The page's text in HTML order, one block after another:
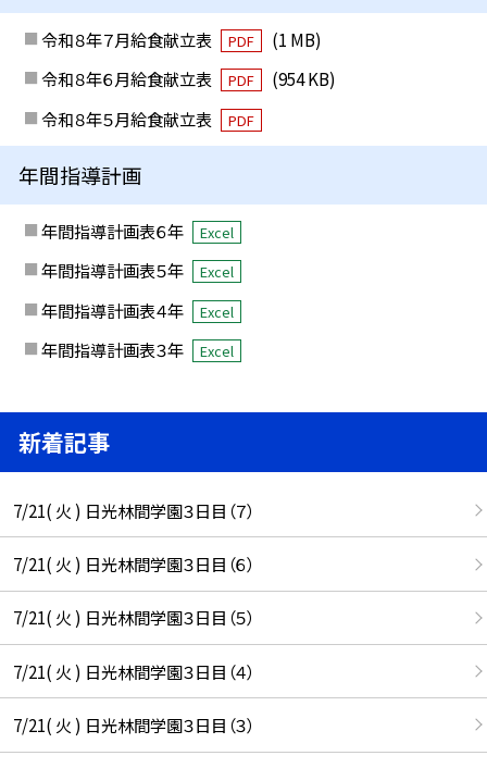
令和８年７月給食献立表 PDF
(1 MB)
令和８年６月給食献立表
PDF
(954 KB)
令和８年５月給食献立表
PDF
年間指導計画
年間指導計画表６年 Excel
年間指導計画表５年 Excel
年間指導計画表４年 Excel
年間指導計画表３年 Excel
新着記事
7/21( 火 ) 日光林間学園３日目（７）
7/21( 火 ) 日光林間学園３日目（６）
7/21( 火 ) 日光林間学園３日目（５）
7/21( 火 ) 日光林間学園３日目（４）
7/21( 火 ) 日光林間学園３日目（３）